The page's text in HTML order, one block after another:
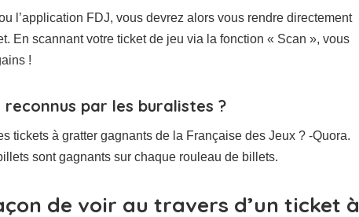
l’application FDJ, vous devrez alors vous rendre directement
En scannant votre ticket de jeu via la fonction « Scan », vous
!
par les buralistes ?
tickets à gratter gagnants de la Française des Jeux ? -Quora.
sont gagnants sur chaque rouleau de billets.
de voir au travers d’un ticket à